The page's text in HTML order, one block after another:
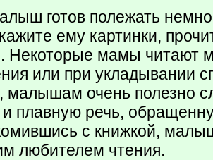
готов полежать
ему картинки,
Некоторые мамы читают
или при укладывании
малышам очень полезно
и плавную речь,
с книжкой,
любителем чтения.